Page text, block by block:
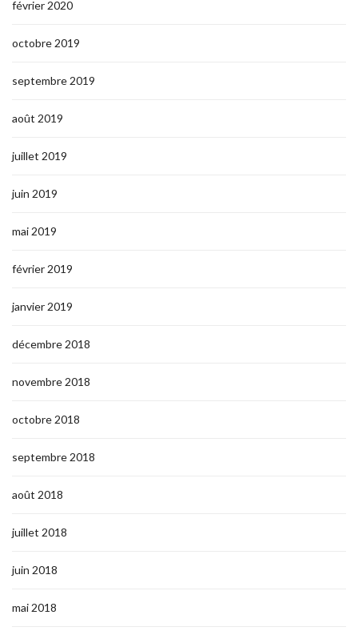
février 2020
octobre 2019
septembre 2019
août 2019
juillet 2019
juin 2019
mai 2019
février 2019
janvier 2019
décembre 2018
novembre 2018
octobre 2018
septembre 2018
août 2018
juillet 2018
juin 2018
mai 2018